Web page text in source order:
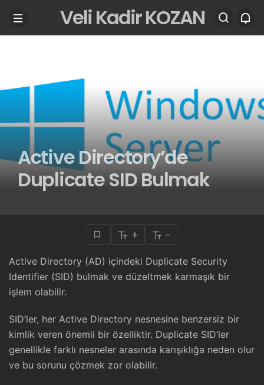
Veli Kadir KOZAN
Active Directory’de
Duplicate SID Bulmak
+ -
Active Directory (AD) içindeki Duplicate Security
Identifier (SID) bulmak ve düzeltmek karmaşık bir
işlem olabilir.
SID’ler, her Active Directory nesnesine benzersiz bir
kimlik veren önemli bir özelliktir. Duplicate SID’ler
genellikle farklı nesneler arasında karışıklığa neden olur
ve bu sorunu çözmek zor olabilir.